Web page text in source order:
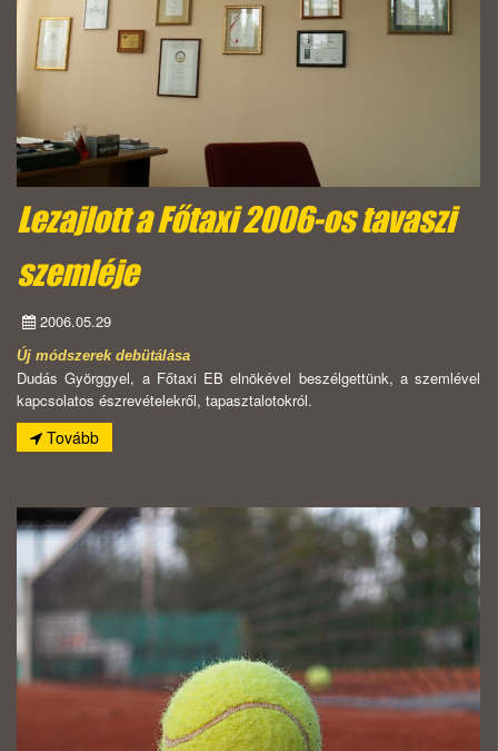
Lezajlott a Főtaxi 2006-os tavaszi
szemléje
2006.05.29
Új módszerek debütálása
Dudás Györggyel, a Főtaxi EB elnökével beszélgettünk, a szemlével
kapcsolatos észrevételekről, tapasztalotokról.
Tovább